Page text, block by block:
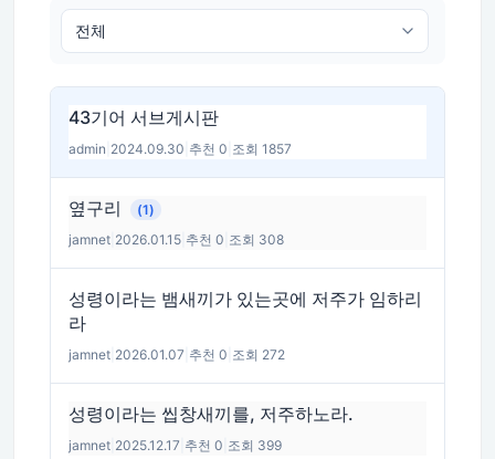
43기어 서브게시판
admin 2024.09.30 추천 0 조회 1857
옆구리
(1)
jamnet 2026.01.15 추천 0 조회 308
성령이라는 뱀새끼가 있는곳에 저주가 임하리
라
jamnet 2026.01.07 추천 0 조회 272
성령이라는 씹창새끼를, 저주하노라.
jamnet 2025.12.17 추천 0 조회 399